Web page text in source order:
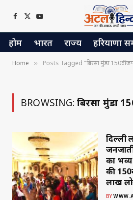
Facebook
X
(Twitter)
YouTube
होम भारत राज्य हरियाणा
Home » Posts Tagged "बिरसा मुंडा 150वीं
BROWSING: बिरसा मुंडा
दिल्ली
का
की
लाख
BY